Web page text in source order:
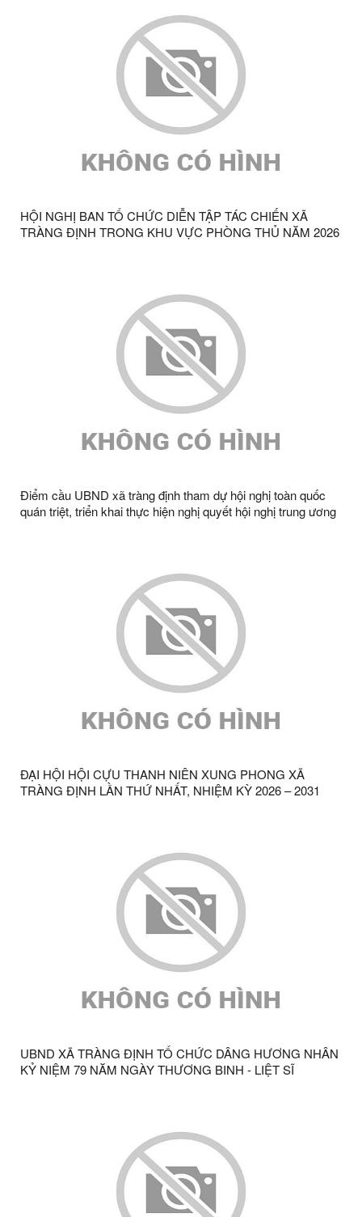
HỘI NGHỊ BAN TỔ CHỨC DIỄN TẬP TÁC CHIẾN XÃ
TRÀNG ĐỊNH TRONG KHU VỰC PHÒNG THỦ NĂM 2026
Điểm cầu UBND xã tràng định tham dự hội nghị toàn quốc
quán triệt, triển khai thực hiện nghị quyết hội nghị trung ương
ĐẠI HỘI HỘI CỰU THANH NIÊN XUNG PHONG XÃ
TRÀNG ĐỊNH LẦN THỨ NHẤT, NHIỆM KỲ 2026 – 2031
UBND XÃ TRÀNG ĐỊNH TỔ CHỨC DÂNG HƯƠNG NHÂN
KỶ NIỆM 79 NĂM NGÀY THƯƠNG BINH - LIỆT SĨ